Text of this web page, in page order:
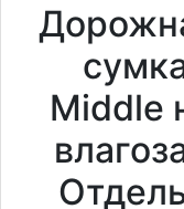
Middle